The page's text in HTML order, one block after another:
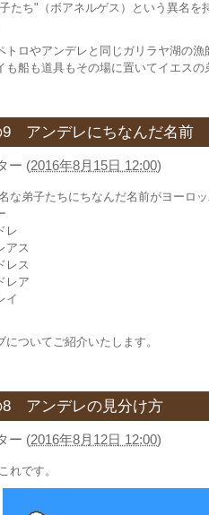
たち"（ボアネルゲス）という異名
トロやアンデレと同じガリラヤ湖の
も船も道具もその場に置いてイエス
アンデレにちなんだ名前
ー (2016年8月15日 12:00)
な弟子たちにちなんだ名前がヨーロ
レ
アス
レス
レア
イ
ついてご紹介いたします。
アンデレの見分け方
ー (2016年8月12日 12:00)
れです。